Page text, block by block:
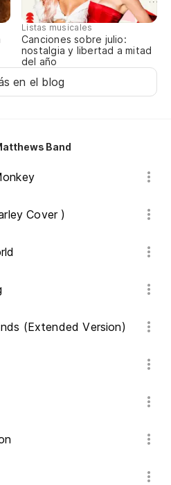
Listas musicales
Canciones sobre julio:
nostalgia y libertad a mitad
del año
en el blog
Band
Cover )
(Extended Version)